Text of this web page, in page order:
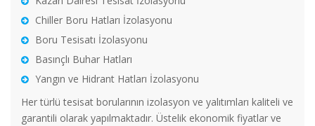
Chiller Boru Hatları İzolasyonu
Boru Tesisatı İzolasyonu
Basınçlı Buhar Hatları
Yangın ve Hidrant Hatları İzolasyonu
Her türlü tesisat borularının izolasyon ve yalıtımları kaliteli ve
garantili olarak yapılmaktadır. Üstelik ekonomik fiyatlar ve